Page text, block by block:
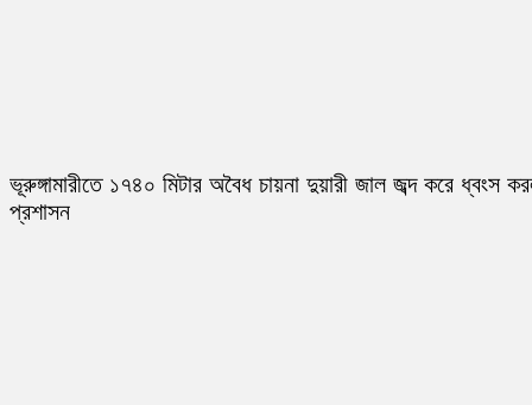
ভূরুঙ্গামারীতে ১৭৪০ মিটার অবৈধ চায়না দুয়ারী জাল জব্দ করে ধ্বংস
প্রশাসন